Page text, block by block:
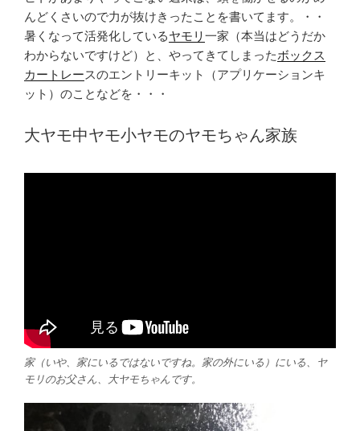
んどくさいので力が抜けきったことを書いてます。・・
暑くなって活発化しているヤモリ 一家（本当はどうだか
わからないですけど）と、やってきてしまったボックス
カートレースのエントリーキット（アプリケーションキ
ット）のことなどを・・・
大ヤモ中ヤモ小ヤモのヤモちゃん家族
家（いや、家にいるではないですね。家の外にいる）にいる、ヤ
モリのお父さん、大ヤモちゃんです。